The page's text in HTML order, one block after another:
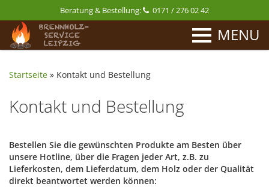
Beratung & Bestellung: 0171 / 276 02 42
MENU
Startseite » Kontakt und Bestellung
Kontakt und Bestellung
Bestellen Sie die gewünschten Produkte am Besten über
unsere Hotline, über die Fragen jeder Art, z.B. zu
Lieferkosten, dem Lieferdatum, dem Holz oder der Qualität
direkt beantwortet werden können: